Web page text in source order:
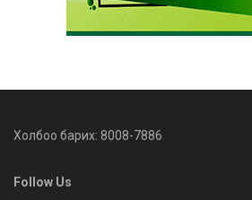
Холбоо барих: 8008-7886
Follow Us